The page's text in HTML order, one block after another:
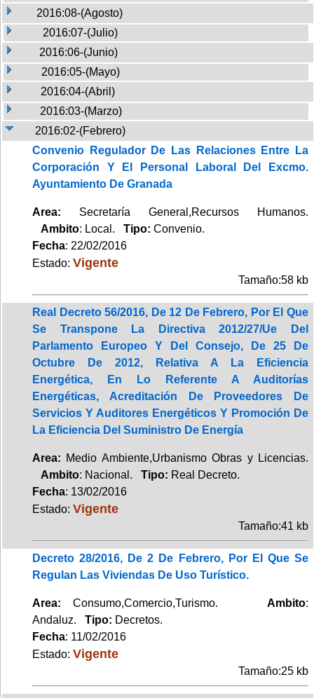
2016:08-(Agosto)
2016:07-(Julio)
2016:06-(Junio)
2016:05-(Mayo)
2016:04-(Abril)
2016:03-(Marzo)
2016:02-(Febrero)
Convenio Regulador De Las Relaciones Entre La
Corporación Y El Personal Laboral Del Excmo.
Ayuntamiento De Granada
Area: Secretaría General,Recursos Humanos.
Ambito: Local. Tipo: Convenio.
Fecha: 22/02/2016
Estado: Vigente
Tamaño:58 kb
Real Decreto 56/2016, De 12 De Febrero, Por El Que
Se Transpone La Directiva 2012/27/Ue Del
Parlamento Europeo Y Del Consejo, De 25 De
Octubre De 2012, Relativa A La Eficiencia
Energética, En Lo Referente A Auditorías
Energéticas, Acreditación De Proveedores De
Servicios Y Auditores Energéticos Y Promoción De
La Eficiencia Del Suministro De Energía
Area: Medio Ambiente,Urbanismo Obras y Licencias.
Ambito: Nacional. Tipo: Real Decreto.
Fecha: 13/02/2016
Estado: Vigente
Tamaño:41 kb
Decreto 28/2016, De 2 De Febrero, Por El Que Se
Regulan Las Viviendas De Uso Turístico.
Area: Consumo,Comercio,Turismo. Ambito:
Andaluz. Tipo: Decretos.
Fecha: 11/02/2016
Estado: Vigente
Tamaño:25 kb